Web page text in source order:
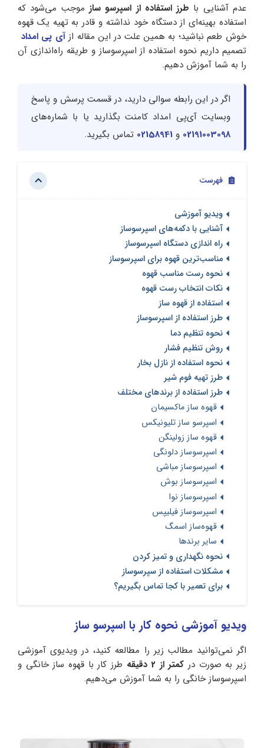
عدم آشنایی با طرز استفاده از اسپرسو ساز موجب می‌شود که
استفاده بهینه‌ای از دستگاه خود نداشته و قادر به تهیه یک قهوه
خوش طعم نباشید؛ به همین علت در این مقاله ازآی پی امداد
تصمیم داریم نحوه استفاده از اسپرسوساز و طریقه راه‌اندازی آن
را به شما آموزش دهیم.
اگر در این رابطه سوالی دارید، در قسمت پرسش و پاسخ
وبسایت آی‌پی امداد کامنت بگذارید یا با شماره‌های
02191003098 و 02158941 تماس بگیرید.
فهرست
ویدیو آموزشی
آشنایی با دکمه‌های اسپرسوساز
راه اندازی دستگاه اسپرسوساز
مناسب‌ترین قهوه برای اسپرسوساز
نحوه رست مناسب قهوه
نکات انتخاب رست قهوه
استفاده از قهوه ساز
طرز استفاده از اسپرسوساز
نحوه تنظیم دما
روش تنظیم فشار
نحوه استفاده از نازل بخار
طرز تهیه فوم شیر
طرز استفاده از برندهای مختلف
قهوه ساز ماکسیمان
اسپرسو ساز تلیونیکس
قهوه ساز زولینگن
اسپرسوساز دلونگی
اسپرسوساز مباشی
اسپرسوساز بوش
اسپرسوساز نوا
اسپرسوساز فیلیپس
قهوه‌ساز اسمگ
سایر برندها
نحوه نگهداری و تمیز کردن
مشکلات استفاده از سپرسوساز
برای تعمیر با کجا تماس بگیریم؟
ویدیو آموزشی نحوه کار با اسپرسو ساز
اگر نمی‌توانید مطالب زیر را مطالعه کنید، در ویدیوی آموزشی
زیر به صورت درکمتر از 2 دقیقه
طرز کار با قهوه ساز خانگی و
اسپرسوساز خانگی را به شما آموزش می‌دهیم.